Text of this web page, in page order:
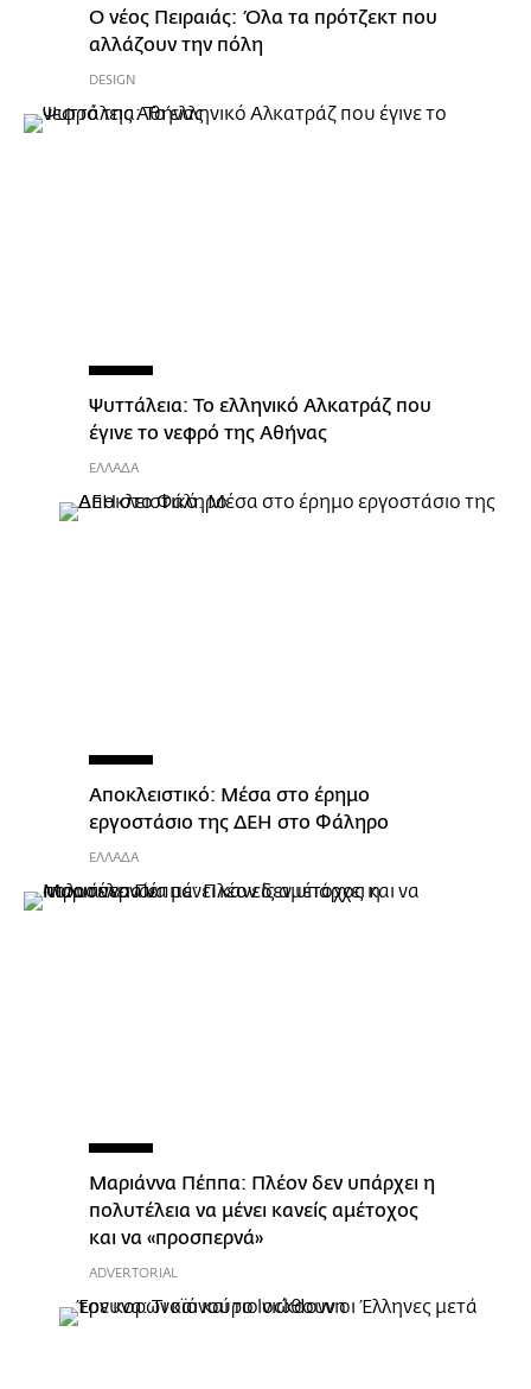
Ο νέος Πειραιάς: Όλα τα πρότζεκτ που
αλλάζουν την πόλη
DESIGN
Ψυττάλεια: Το ελληνικό Αλκατράζ που
έγινε το νεφρό της Αθήνας
ΕΛΛΑΔΑ
Αποκλειστικό: Μέσα στο έρημο
εργοστάσιο της ΔΕΗ στο Φάληρο
ΕΛΛΑΔΑ
Μαριάννα Πέππα: Πλέον δεν υπάρχει η
πολυτέλεια να μένει κανείς αμέτοχος
και να «προσπερνά»
ADVERTORIAL